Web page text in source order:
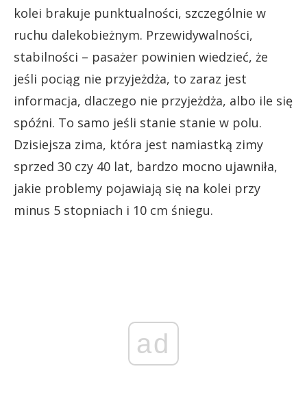
kolei brakuje punktualności, szczególnie w
ruchu dalekobieżnym. Przewidywalności,
stabilności – pasażer powinien wiedzieć, że
jeśli pociąg nie przyjeżdża, to zaraz jest
informacja, dlaczego nie przyjeżdża, albo ile się
spóźni. To samo jeśli stanie stanie w polu.
Dzisiejsza zima, która jest namiastką zimy
sprzed 30 czy 40 lat, bardzo mocno ujawniła,
jakie problemy pojawiają się na kolei przy
minus 5 stopniach i 10 cm śniegu.
ad